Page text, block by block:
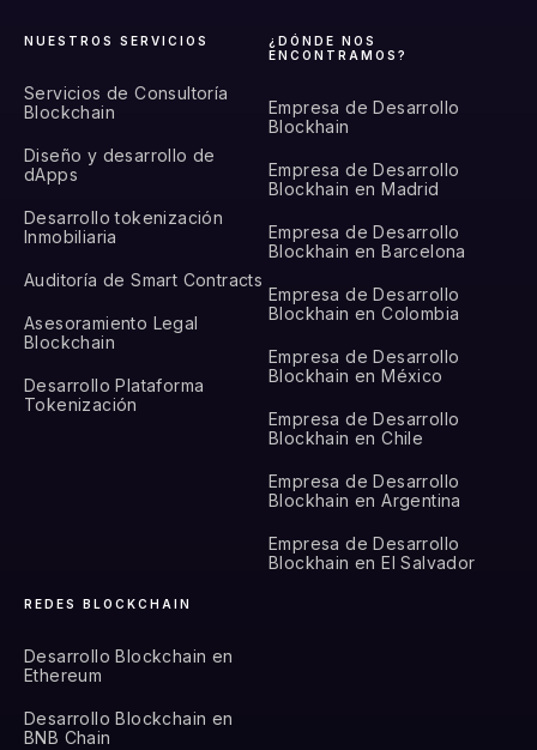
NUESTROS SERVICIOS
Servicios de Consultoría
Blockchain
Diseño y desarrollo de
dApps
Desarrollo tokenización
Inmobiliaria
Auditoría de Smart Contracts
Asesoramiento Legal
Blockchain
Desarrollo Plataforma
Tokenización
¿DÓNDE NOS
ENCONTRAMOS?
Empresa de Desarrollo
Blockhain
Empresa de Desarrollo
Blockhain en Madrid
Empresa de Desarrollo
Blockhain en Barcelona
Empresa de Desarrollo
Blockhain en Colombia
Empresa de Desarrollo
Blockhain en México
Empresa de Desarrollo
Blockhain en Chile
Empresa de Desarrollo
Blockhain en Argentina
Empresa de Desarrollo
Blockhain en El Salvador
REDES BLOCKCHAIN
Desarrollo Blockchain en
Ethereum
Desarrollo Blockchain en
BNB Chain